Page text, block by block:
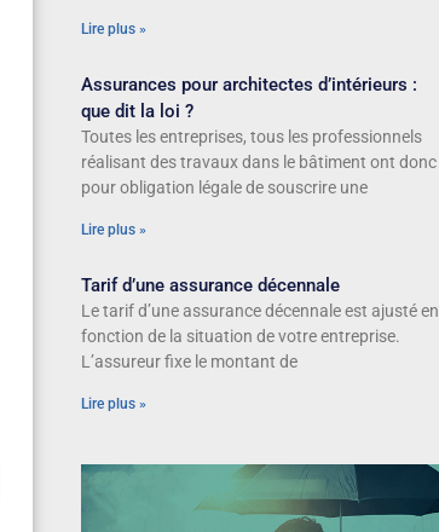
Lire plus »
Assurances pour architectes d’intérieurs :
que dit la loi ?
Toutes les entreprises, tous les professionnels
réalisant des travaux dans le bâtiment ont donc
pour obligation légale de souscrire une
Lire plus »
Tarif d’une assurance décennale
Le tarif d’une assurance décennale est ajusté en
fonction de la situation de votre entreprise.
L’assureur fixe le montant de
Lire plus »